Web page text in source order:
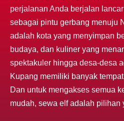
perjalanan Anda berjalan
sebagai pintu gerbang menuju
adalah kota yang menyimpan
budaya, dan kuliner yang
spektakuler hingga desa-desa
Kupang memiliki banyak
Dan untuk mengakses semua
mudah, sewa elf adalah pilihan